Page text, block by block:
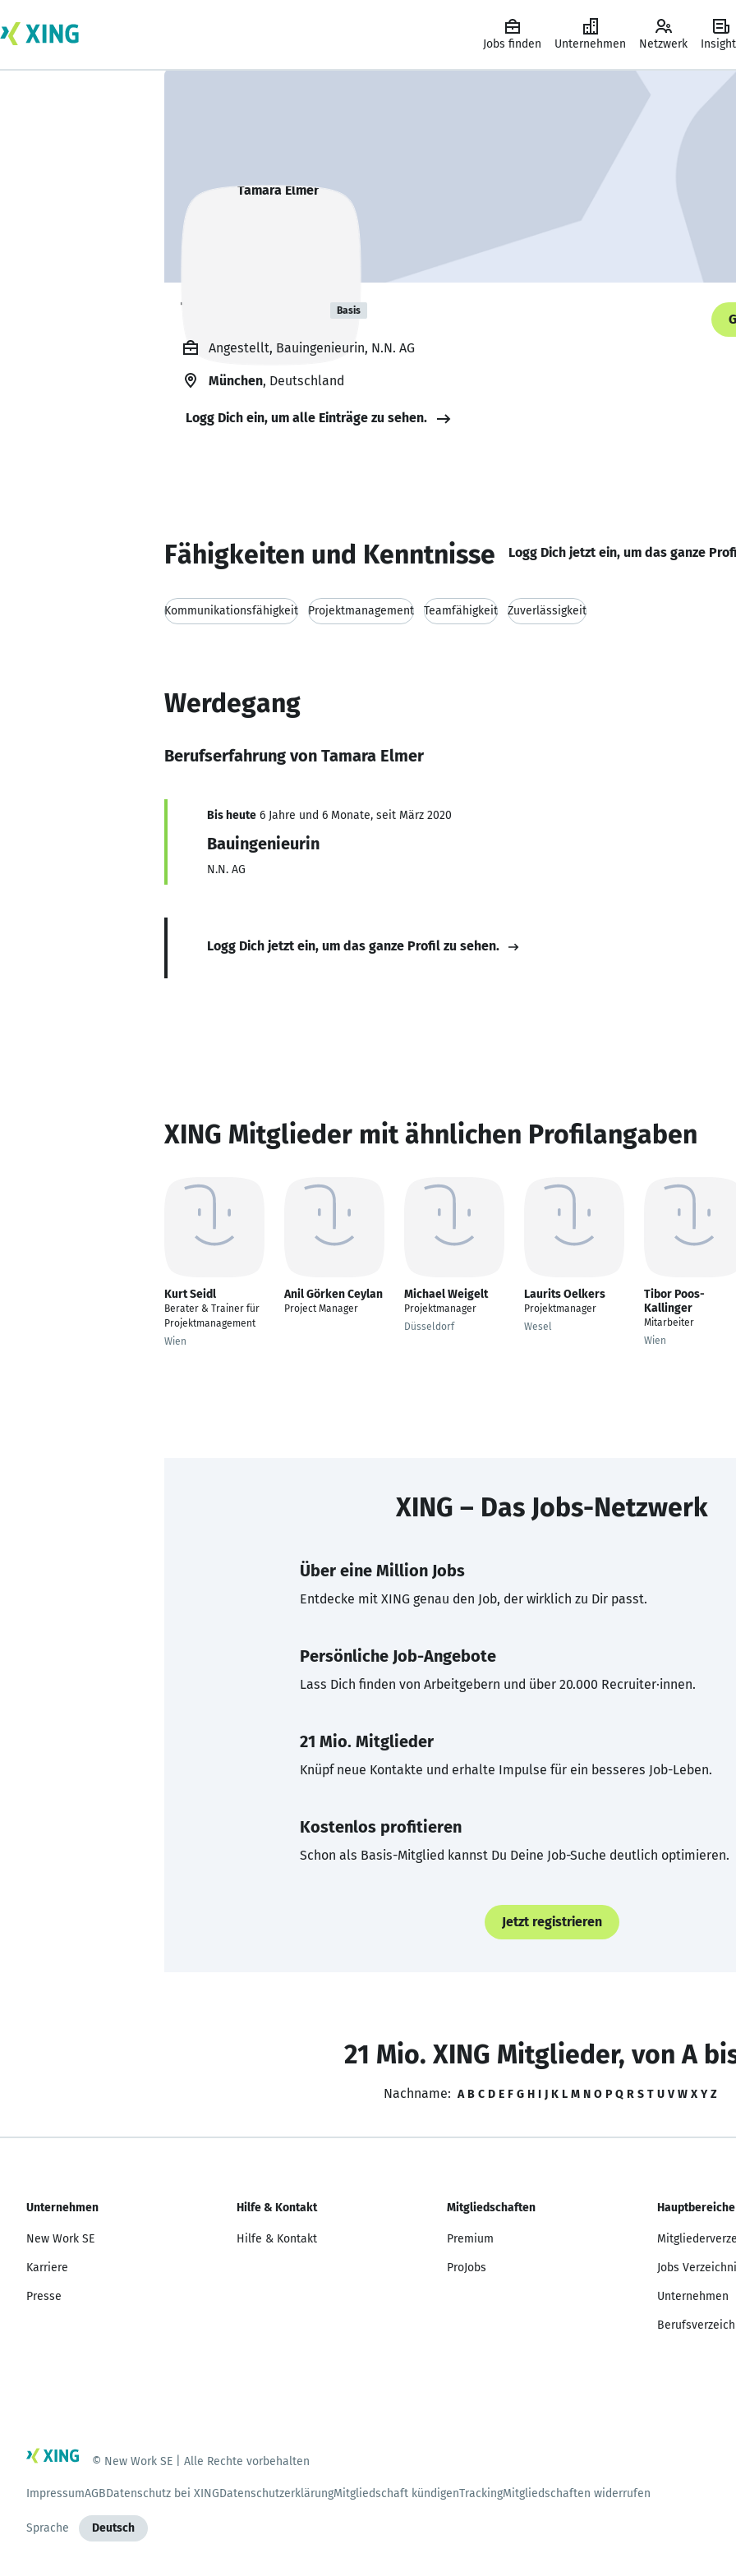
Jobs finden Unternehmen Netzwerk
Tamara Elmer Basis
Angestellt, Bauingenieurin, N.N. AG
München, Deutschland
Logg Dich ein, um alle Einträge zu sehen.
Fähigkeiten und Kenntnisse Logg Dich jetzt ein, um das ganze
Kommunikationsfähigkeit Projektmanagement Teamfähigkeit Zuverlässigkeit
Werdegang
Berufserfahrung von Tamara Elmer
Bis heute 6 Jahre und 6 Monate, seit März 2020
Bauingenieurin
N.N. AG
Logg Dich jetzt ein, um das ganze Profil zu sehen.
XING Mitglieder mit ähnlichen Profilangaben
Kurt Seidl
Berater & Trainer für
Projektmanagement
Wien
Anil Görken Ceylan
Project Manager
Michael Weigelt
Projektmanager
Düsseldorf
Laurits Oelkers
Projektmanager
Wesel
Tibor Poos-
Kallinger
Mitarbeiter
Wien
XING – Das Jobs-Netzwerk
Über eine Million Jobs
Entdecke mit XING genau den Job, der wirklich zu Dir passt.
Persönliche Job-Angebote
Lass Dich finden von Arbeitgebern und über 20.000 Recruiter·innen.
21 Mio. Mitglieder
Knüpf neue Kontakte und erhalte Impulse für ein besseres Job-Leben.
Kostenlos profitieren
Schon als Basis-Mitglied kannst Du Deine Job-Suche deutlich optimieren.
Jetzt registrieren
21 Mio. XING Mitglieder, von A
Nachname: A B C D E F G H I J K L M N O P Q R S T U V W X Y Z
Unternehmen
New Work SE
Karriere
Presse
Hilfe & Kontakt
Hilfe & Kontakt
Mitgliedschaften
Premium
ProJobs
Hauptbereiche
Jobs
Unternehmen
© New Work SE | Alle Rechte vorbehalten
ImpressumAGBDatenschutz bei XINGDatenschutzerklärungMitgliedschaft kündigenTrackingMitgliedschaften widerrufen
Sprache Deutsch